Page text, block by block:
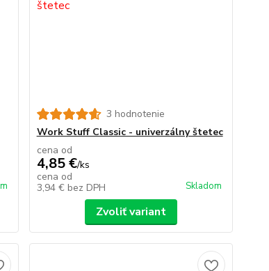
3 hodnotenie
Work Stuff Classic - univerzálny štetec
cena od
4,85 €/ks
cena od
3,94 € bez DPH Skladom
Zvoliť variant